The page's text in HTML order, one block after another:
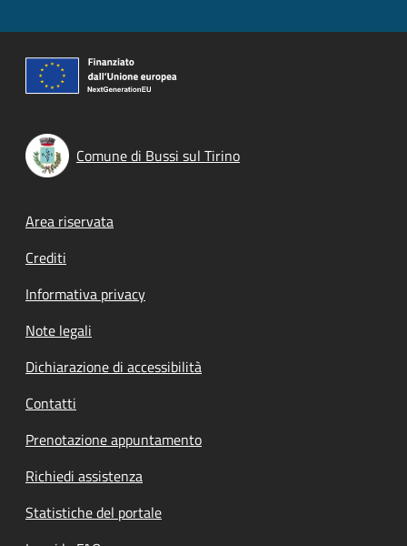
Comune di Bussi sul Tirino
Footer menu
Area riservata
Crediti
Informativa privacy
Note legali
Dichiarazione di accessibilità
Contatti
Prenotazione appuntamento
Richiedi assistenza
Statistiche del portale